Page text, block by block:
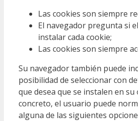
Las cookies son siempre
El navegador pregunta si
instalar cada cookie;
Las cookies son siempre
Su navegador también puede
posibilidad de seleccionar con
que desea que se instalen en su
concreto, el usuario puede
alguna de las siguientes